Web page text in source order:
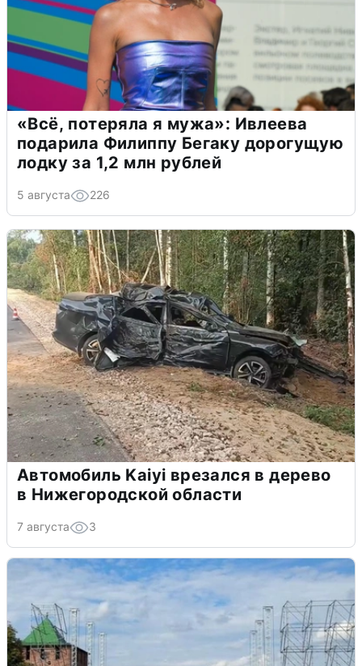
«Всё, потеряла я мужа»: Ивлеева
подарила Филиппу Бегаку дорогущую
лодку за 1,2 млн рублей
5 августа 226
Автомобиль Kaiyi врезался в дерево
в Нижегородской области
7 августа 3